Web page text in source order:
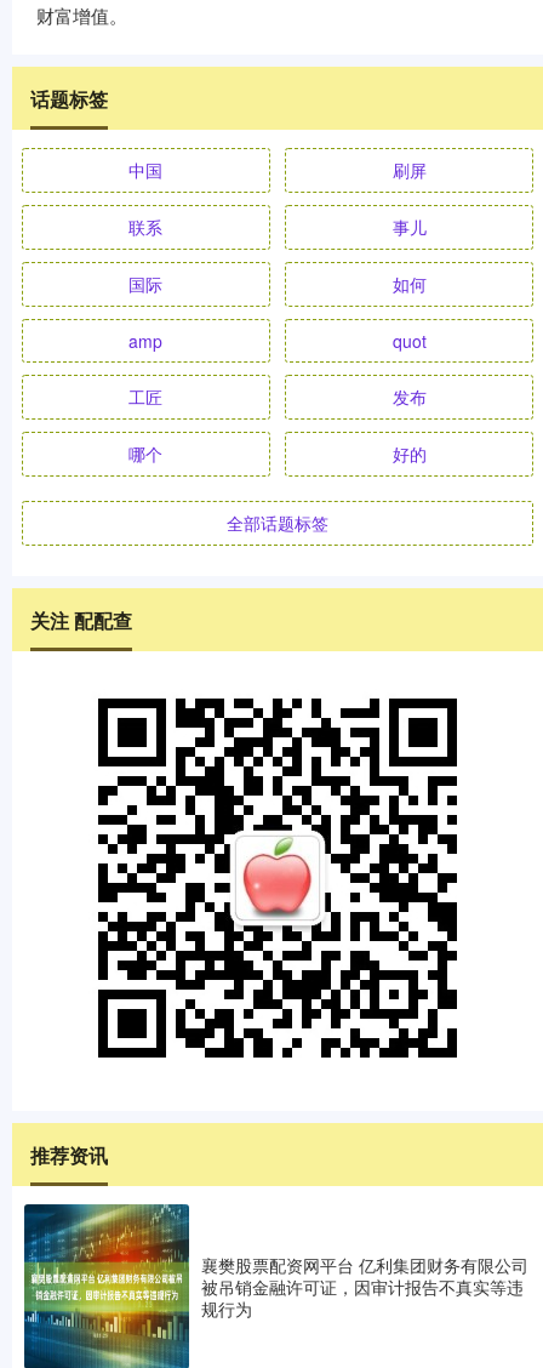
财富增值。
话题标签
中国 刷屏
联系 事儿
国际 如何
amp quot
工匠 发布
哪个 好的
全部话题标签
关注 配配查
推荐资讯
襄樊股票配资网平台 亿利集团财务有限公司
被吊销金融许可证，因审计报告不真实等违
规行为